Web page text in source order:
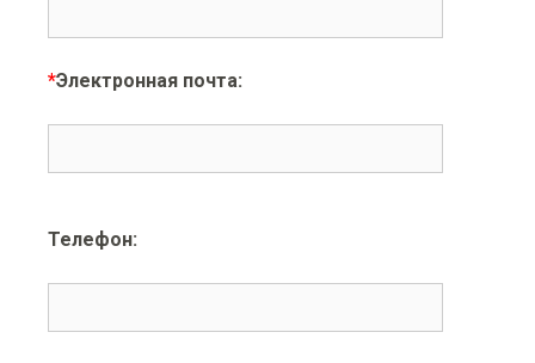
*Электронная почта:
Телефон: